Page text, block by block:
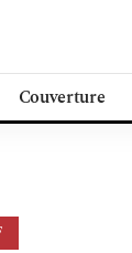
Couverture